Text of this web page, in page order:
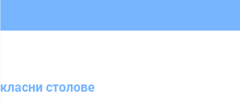
класни столове